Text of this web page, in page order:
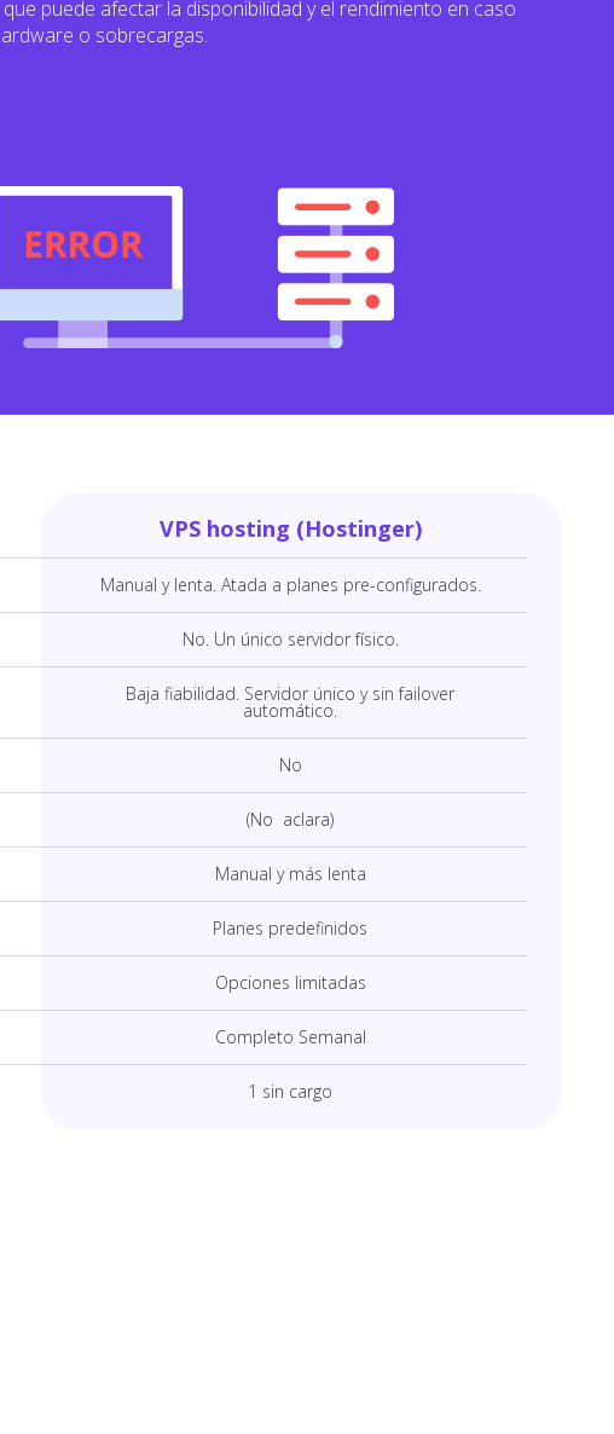
puede afectar la disponibilidad y el rendimiento en caso
o sobrecargas.
VPS hosting (Hostinger)
Manual y lenta. Atada a planes pre-configurados.
No. Un único servidor físico.
Baja fiabilidad. Servidor único y sin failover
automático.
No
(No aclara)
Manual y más lenta
Planes predefinidos
Opciones limitadas
Completo Semanal
1 sin cargo